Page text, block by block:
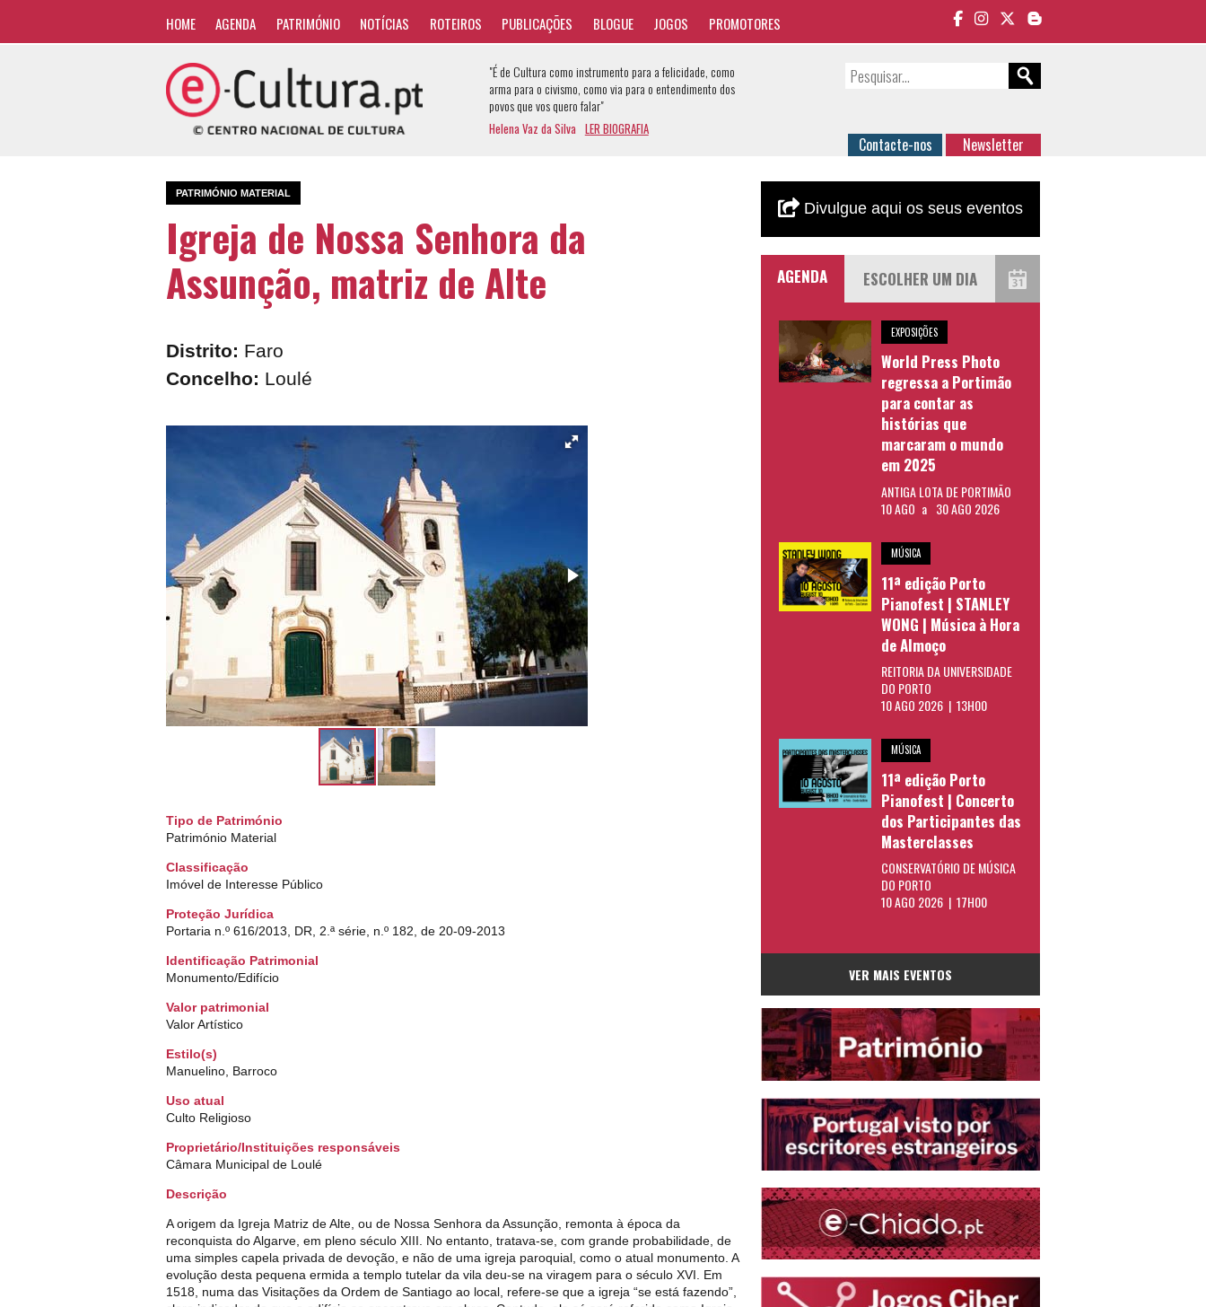
HOME AGENDA PATRIMÓNIO NOTÍCIAS ROTEIROS PUBLICAÇÕES BLOGUE JOGOS PROMOTORES
"É de Cultura como instrumento para a felicidade, como
arma para o civismo, como via para o entendimento dos
povos que vos quero falar"
Helena Vaz da Silva LER BIOGRAFIA
Contacte-nos Newsletter
PATRIMÓNIO MATERIAL
Igreja de Nossa Senhora da
Assunção, matriz de Alte
Distrito: Faro
Concelho: Loulé
Tipo de Património
Património Material
Classificação
Imóvel de Interesse Público
Proteção Jurídica
Portaria n.º 616/2013, DR, 2.ª série, n.º 182, de 20-09-2013
Identificação Patrimonial
Monumento/Edifício
Valor patrimonial
Valor Artístico
Estilo(s)
Manuelino, Barroco
Uso atual
Culto Religioso
Proprietário/Instituições responsáveis
Câmara Municipal de Loulé
Descrição
A origem da Igreja Matriz de Alte, ou de Nossa Senhora da Assunção, remonta à época da
reconquista do Algarve, em pleno século XIII. No entanto, tratava-se, com grande probabilidade, de
uma simples capela privada de devoção, e não de uma igreja paroquial, como o atual monumento. A
evolução desta pequena ermida a templo tutelar da vila deu-se na viragem para o século XVI. Em
1518, numa das Visitações da Ordem de Santiago ao local, refere-se que a igreja “se está fazendo”,
Divulgue aqui os seus eventos
AGENDA
EXPOSIÇÕES
World Press Photo
regressa a Portimão
para contar as
histórias que
marcaram o mundo
em 2025
ANTIGA LOTA DE PORTIMÃO
10 AGO a 30 AGO 2026
MÚSICA
11ª edição Porto
Pianofest | STANLEY
WONG | Música à Hora
de Almoço
REITORIA DA UNIVERSIDADE
DO PORTO
10 AGO 2026 | 13H00
MÚSICA
11ª edição Porto
Pianofest | Concerto
dos Participantes das
Masterclasses
CONSERVATÓRIO DE MÚSICA
DO PORTO
10 AGO 2026 | 17H00
VER MAIS EVENTOS